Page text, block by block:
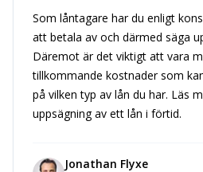
Som låntagare har du enligt
att betala av och därmed säga
Däremot är det viktigt att vara
tillkommande kostnader som
på vilken typ av lån du har. Läs
uppsägning av ett lån i förtid.
Jonathan Flyxe